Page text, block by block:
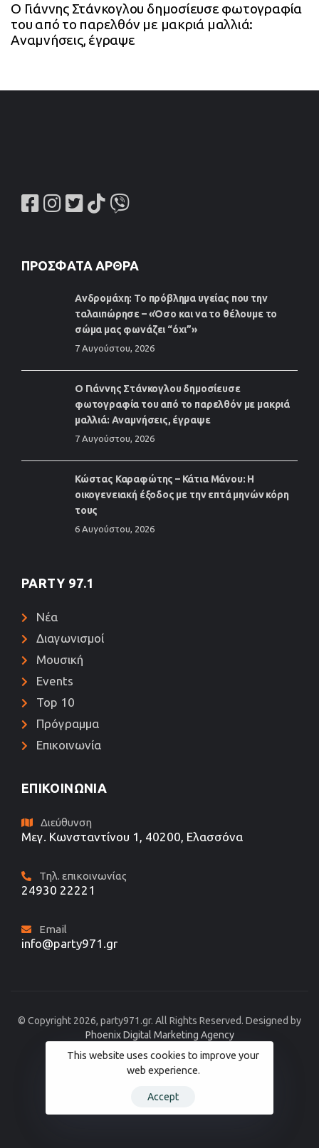
Ο Γιάννης Στάνκογλου δημοσίευσε φωτογραφία
του από το παρελθόν με μακριά μαλλιά:
Αναμνήσεις, έγραψε
ΠΡΌΣΦΑΤΑ ΆΡΘΡΑ
Ανδρομάχη: Το πρόβλημα υγείας που την
ταλαιπώρησε – «Όσο και να το θέλουμε το
σώμα μας φωνάζει “όχι”»
7 Αυγούστου, 2026
Ο Γιάννης Στάνκογλου δημοσίευσε
φωτογραφία του από το παρελθόν με μακριά
μαλλιά: Αναμνήσεις, έγραψε
7 Αυγούστου, 2026
Κώστας Καραφώτης – Κάτια Μάνου: Η
οικογενειακή έξοδος με την επτά μηνών κόρη
τους
6 Αυγούστου, 2026
PARTY 97.1
Νέα
Διαγωνισμοί
Μουσική
Events
Top 10
Πρόγραμμα
Επικοινωνία
ΕΠΙΚΟΙΝΩΝΊΑ
Διεύθυνση
Μεγ. Κωνσταντίνου 1, 40200, Ελασσόνα
Τηλ. επικοινωνίας
24930 22221
Email
info@party971.gr
© Copyright 2026, party971.gr. All Rights Reserved. Designed by
Phoenix Digital Marketing Agency
This website uses cookies to improve your
web experience.
Accept